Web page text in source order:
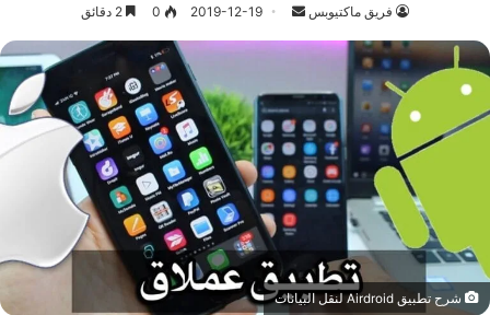
فريق ماكتيوبس
أرسل 2019-12-19
0
شرح تطبيق Airdroid لنقل البيانات